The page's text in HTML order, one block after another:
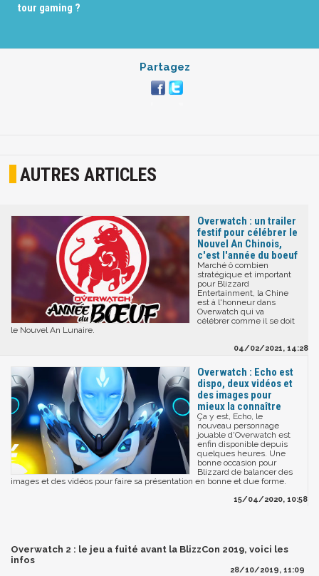
tour gaming ?
Partagez
AUTRES ARTICLES
Overwatch : un trailer
festif pour célébrer le
Nouvel An Chinois,
c'est l'année du boeuf
Marché ô combien
stratégique et important
pour Blizzard
Entertainment, la Chine
est à l'honneur dans
Overwatch qui va
célébrer comme il se doit
le Nouvel An Lunaire.
04/02/2021, 14:28
Overwatch : Echo est
dispo, deux vidéos et
des images pour
mieux la connaître
Ça y est, Echo, le
nouveau personnage
jouable d'Overwatch est
enfin disponible depuis
quelques heures. Une
bonne occasion pour
Blizzard de balancer des
images et des vidéos pour faire sa présentation en bonne et due forme.
15/04/2020, 10:58
Overwatch 2 : le jeu a fuité avant la BlizzCon 2019, voici les
infos
28/10/2019, 11:09